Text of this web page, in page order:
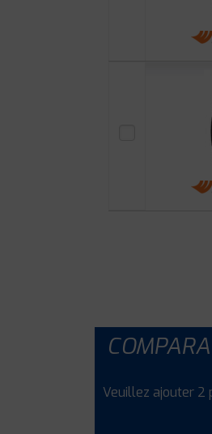
Veuillez ajouter 2